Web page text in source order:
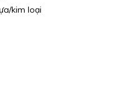
kim loại